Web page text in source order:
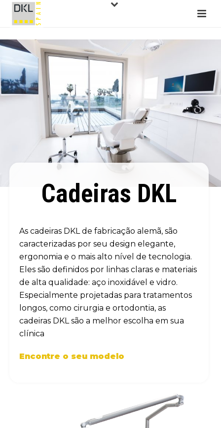
Cadeiras DKL
As cadeiras DKL de fabricação alemã, são
caracterizadas por seu design elegante,
ergonomia e o mais alto nível de tecnologia.
Eles são definidos por linhas claras e materiais
de alta qualidade: aço inoxidável e vidro.
Especialmente projetadas para tratamentos
longos, como cirurgia e ortodontia, as
cadeiras DKL são a melhor escolha em sua
clínica
Encontre o seu modelo